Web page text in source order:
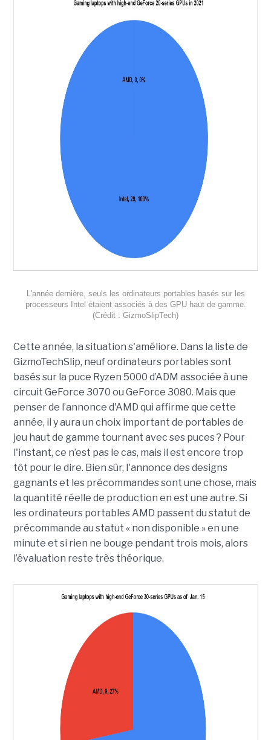
L'année dernière, seuls les ordinateurs portables basés sur les
processeurs Intel étaient associés à des GPU haut de gamme.
(Crédit : GizmoSlipTech)
Cette année, la situation s'améliore. Dans la liste de
GizmoTechSlip, neuf ordinateurs portables sont
basés sur la puce Ryzen 5000 d’ADM associée à une
circuit GeForce 3070 ou GeForce 3080. Mais que
penser de l’annonce d'AMD qui affirme que cette
année, il y aura un choix important de portables de
jeu haut de gamme tournant avec ses puces ? Pour
l'instant, ce n’est pas le cas, mais il est encore trop
tôt pour le dire. Bien sûr, l'annonce des designs
gagnants et les précommandes sont une chose, mais
la quantité réelle de production en est une autre. Si
les ordinateurs portables AMD passent du statut de
précommande au statut « non disponible » en une
minute et si rien ne bouge pendant trois mois, alors
l’évaluation reste très théorique.